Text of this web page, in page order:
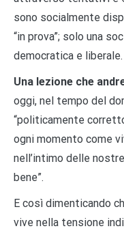
sono socialmente
“in prova”; solo una
democratica e liberale.
Una lezione che
oggi, nel tempo del
“politicamente
ogni momento come
nell’intimo delle
bene”.
E così dimenticando
vive nella tensione